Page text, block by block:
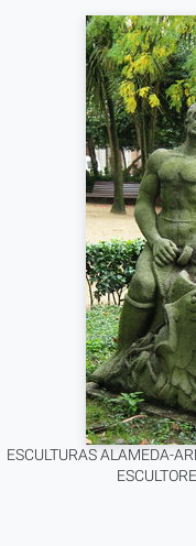
ESCULTURAS ALAMEDA-